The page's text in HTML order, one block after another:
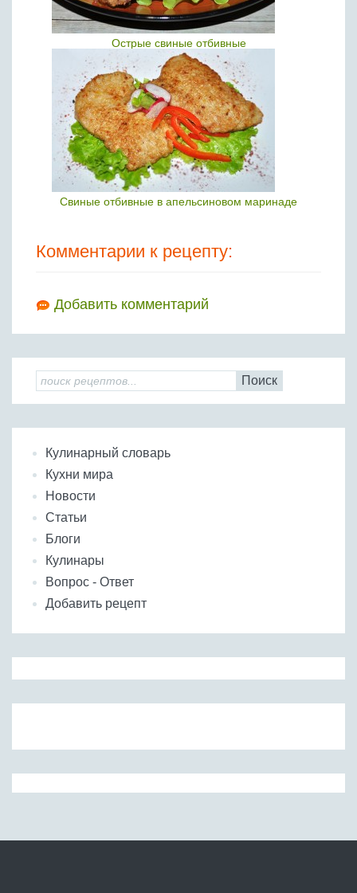
Острые свиные отбивные
Свиные отбивные в апельсиновом маринаде
Комментарии к рецепту:
Добавить комментарий
Поиск
Кулинарный словарь
Кухни мира
Новости
Статьи
Блоги
Кулинары
Вопрос - Ответ
Добавить рецепт